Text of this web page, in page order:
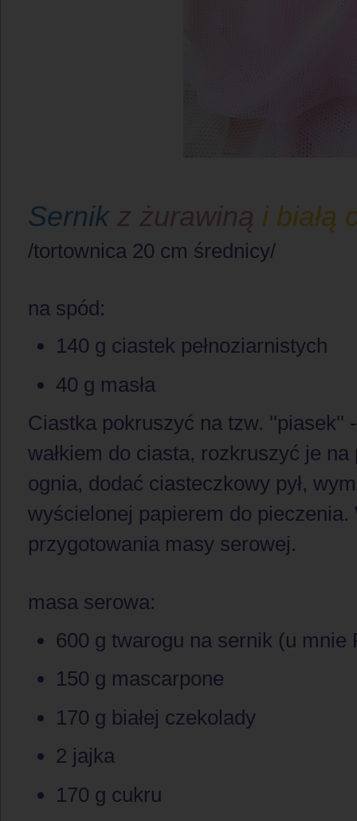
Sernik z żurawiną i białą
/tortownica 20 cm średnicy/
na spód:
140 g ciastek pełnoziarnistych
40 g masła
Ciastka pokruszyć na tzw. ''piasek''
wałkiem do ciasta, rozkruszyć je
ognia, dodać ciasteczkowy pył,
wyścielonej papierem do
przygotowania masy serowej.
masa serowa:
600 g twarogu na sernik (u mnie
150 g mascarpone
170 g białej czekolady
2 jajka
170 g cukru